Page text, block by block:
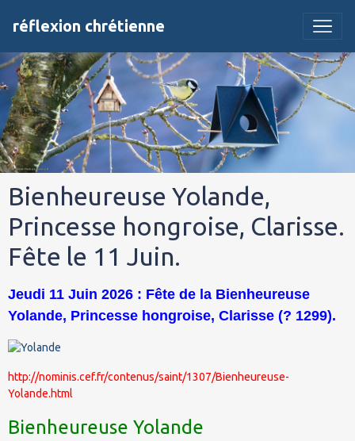
réflexion chrétienne
Bienheureuse Yolande,
Princesse hongroise, Clarisse.
Fête le 11 Juin.
Jeudi 11 Juin 2026 : Fête de la Bienheureuse
Yolande, Princesse hongroise, Clarisse (? 1299).
http://nominis.cef.fr/contenus/saint/1307/Bienheureuse-
Yolande.html
Bienheureuse Yolande